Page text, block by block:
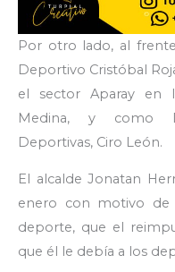
Por otro lado, al
Deportivo Cristóbal
el sector Aparay en
Medina, y como
Deportivas, Ciro León.
El alcalde Jonatan
enero con motivo de
deporte, que el
que él le debía a los